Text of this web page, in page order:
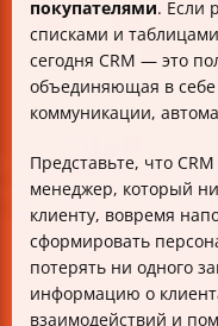
покупателями. Если
списками и
сегодня CRM — это
объединяющая в
коммуникации,
Представьте, что
менеджер, который
клиенту, вовремя
сформировать
потерять ни одного
информацию о
взаимодействий и